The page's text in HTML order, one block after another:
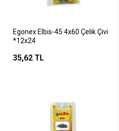
Egonex Elbis-45 4x60 Çelik Çivi
*12x24
35,62 TL